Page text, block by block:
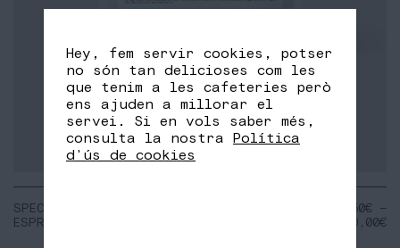
SPECIAL
ESPRESSO
17,50€ –
70,00€
Hey, fem servir cookies, potser
no són tan delicioses com les
que tenim a les cafeteries però
ens ajuden a millorar el
servei. Si en vols saber més,
consulta la nostra Política
d'ús de cookies